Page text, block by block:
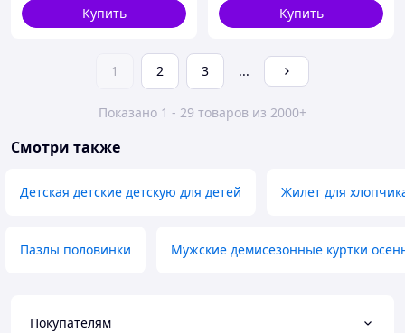
Купить Купить
1 2 3 ...
Показано 1 - 29 товаров из 2000+
Смотри также
Детская детские детскую для детей Жилет для
Пазлы половинки Мужские демисезонные куртки
Покупателям